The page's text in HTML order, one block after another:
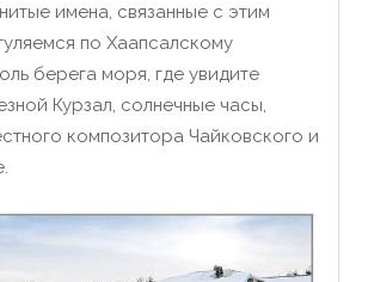
имена, связанные с этим
по Хаапсалскому
берега моря, где увидите
Курзал, солнечные часы,
композитора Чайковского и